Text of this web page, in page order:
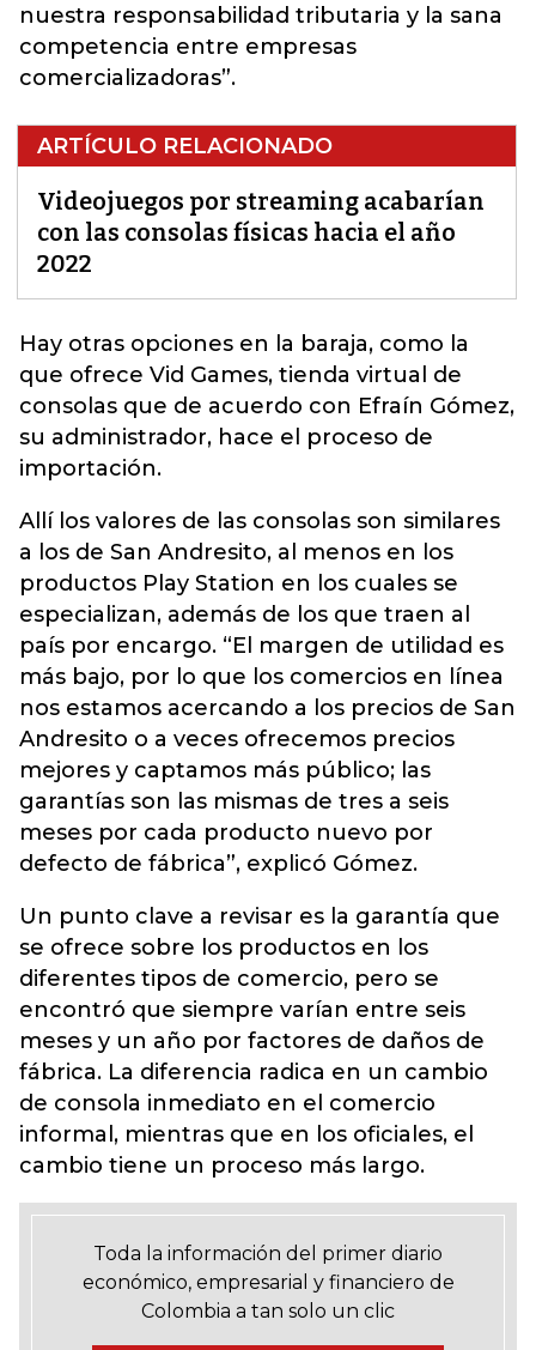
nuestra responsabilidad tributaria y la sana
competencia entre empresas
comercializadoras”.
ARTÍCULO RELACIONADO
Videojuegos por streaming acabarían
con las consolas físicas hacia el año
2022
Hay otras opciones en la baraja, como la
que ofrece Vid Games, tienda virtual de
consolas que de acuerdo con Efraín Gómez,
su administrador, hace el proceso de
importación.
Allí los valores de las consolas son similares
a los de San Andresito, al menos en los
productos Play Station en los cuales se
especializan, además de los que traen al
país por encargo. “El margen de utilidad es
más bajo, por lo que los comercios en línea
nos estamos acercando a los precios de San
Andresito o a veces ofrecemos precios
mejores y captamos más público; las
garantías son las mismas de tres a seis
meses por cada producto nuevo por
defecto de fábrica”, explicó Gómez.
Un punto clave a revisar es la garantía que
se ofrece sobre los productos en los
diferentes tipos de comercio, pero se
encontró que siempre varían entre seis
meses y un año por factores de daños de
fábrica. La diferencia radica en un cambio
de consola inmediato en el comercio
informal, mientras que en los oficiales, el
cambio tiene un proceso más largo.
Toda la información del primer diario
económico, empresarial y financiero de
Colombia a tan solo un clic